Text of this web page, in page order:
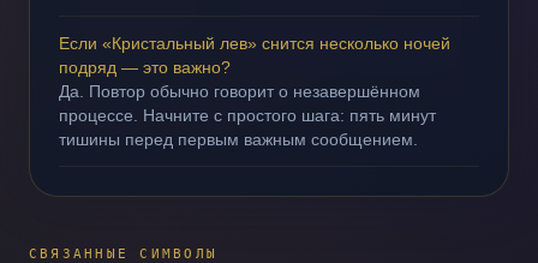
Если «Кристальный лев» снится несколько ночей
подряд — это важно?
Да. Повтор обычно говорит о незавершённом
процессе. Начните с простого шага: пять минут
тишины перед первым важным сообщением.
СВЯЗАННЫЕ СИМВОЛЫ